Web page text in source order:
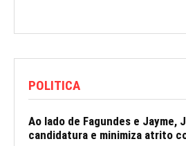
POLITICA
Ao lado de Fagundes e Jayme,
candidatura e minimiza atrito